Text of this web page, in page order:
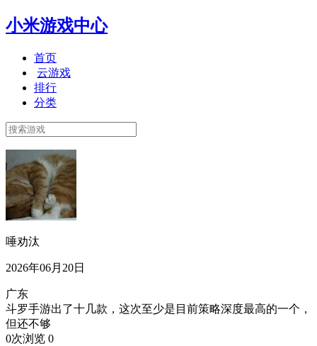
小米游戏中心
首页
云游戏
排行
分类
唾劝汰
2026年06月20日
广东
斗罗手游出了十几款，这次至少是目前策略深度最高的一个，
但还不够
0次浏览 0